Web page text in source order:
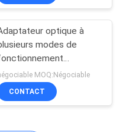
optique à
modes de
de fibre de
de simplex
de
MOQ:Négociable
CONTACT